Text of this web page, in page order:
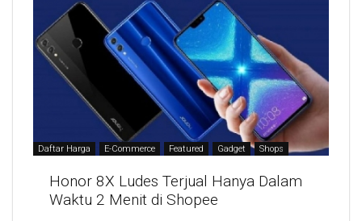
Daftar Harga E-Commerce Featured Gadget Shops
Honor 8X Ludes Terjual Hanya Dalam
Waktu 2 Menit di Shopee